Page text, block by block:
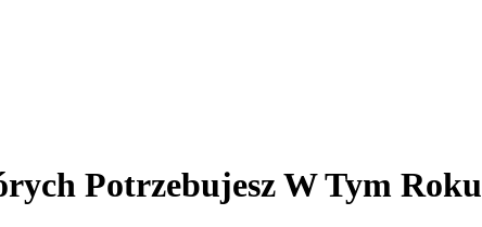
Potrzebujesz W Tym Roku